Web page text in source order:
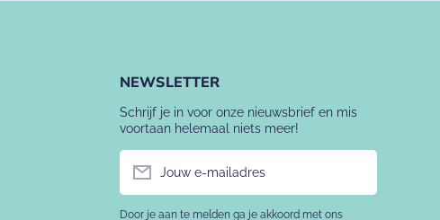
NEWSLETTER
Schrijf je in voor onze nieuwsbrief en mis
voortaan helemaal niets meer!
Jouw e-mailadres
Door je aan te melden ga je akkoord met ons